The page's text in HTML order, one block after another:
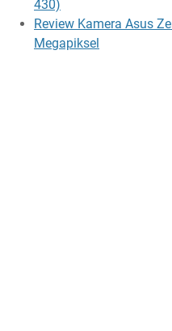
430)
Review Kamera Asus
Megapiksel